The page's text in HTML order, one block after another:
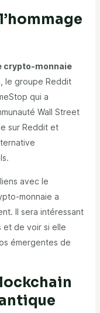
crypto-monnaie
, le groupe Reddit
qui a
Wall Street
sur Reddit et
avec le
monnaie a
Il sera intéressant
et de voir si elle
émergentes de